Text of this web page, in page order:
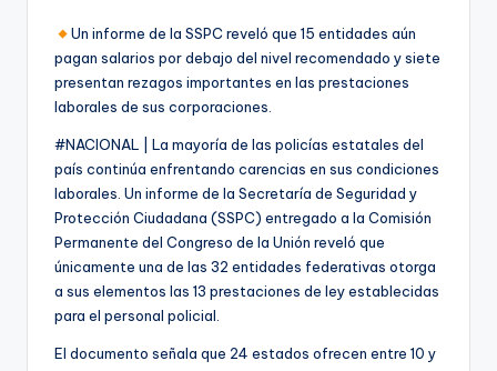
Un informe de la SSPC reveló que 15 entidades aún
pagan salarios por debajo del nivel recomendado y siete
presentan rezagos importantes en las prestaciones
laborales de sus corporaciones.
#NACIONAL | La mayoría de las policías estatales del
país continúa enfrentando carencias en sus condiciones
laborales. Un informe de la Secretaría de Seguridad y
Protección Ciudadana (SSPC) entregado a la Comisión
Permanente del Congreso de la Unión reveló que
únicamente una de las 32 entidades federativas otorga
a sus elementos las 13 prestaciones de ley establecidas
para el personal policial.
El documento señala que 24 estados ofrecen entre 10 y